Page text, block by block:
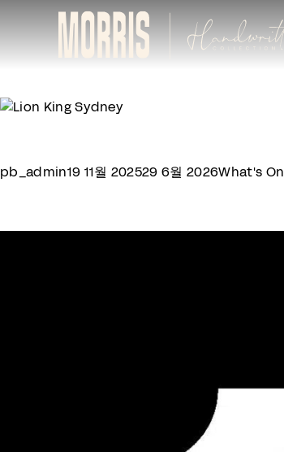
Skip to content
Posted by
pb_admin19 11월 202529 6월 2026Posted in
What's On